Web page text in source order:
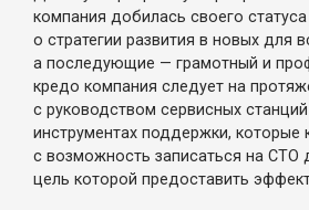
компания добилась своего
о стратегии развития в новых для
а последующие — грамотный и
кредо компания следует на
с руководством сервисных
инструментах поддержки, которые
с возможность записаться на СТО
цель которой предоставить